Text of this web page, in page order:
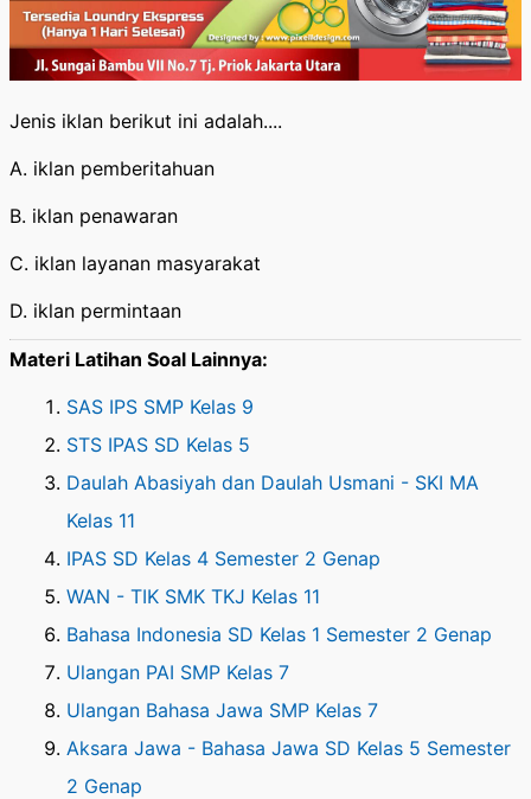
Jenis iklan berikut ini adalah....
A. iklan pemberitahuan
B. iklan penawaran
C. iklan layanan masyarakat
D. iklan permintaan
Materi Latihan Soal Lainnya:
SAS IPS SMP Kelas 9
STS IPAS SD Kelas 5
Daulah Abasiyah dan Daulah Usmani - SKI MA
Kelas 11
IPAS SD Kelas 4 Semester 2 Genap
WAN - TIK SMK TKJ Kelas 11
Bahasa Indonesia SD Kelas 1 Semester 2 Genap
Ulangan PAI SMP Kelas 7
Ulangan Bahasa Jawa SMP Kelas 7
Aksara Jawa - Bahasa Jawa SD Kelas 5 Semester
2 Genap